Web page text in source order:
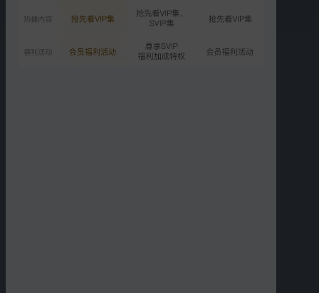
2025-08-26
闺女超有料：张予曦张小婉
盐浴